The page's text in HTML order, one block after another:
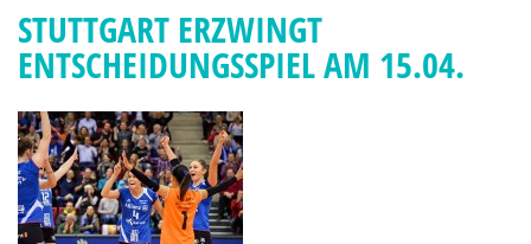
STUTTGART ERZWINGT
ENTSCHEIDUNGSSPIEL AM 15.04.